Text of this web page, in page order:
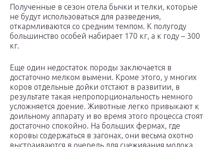
Полученные в сезон отела бычки и телки, которые
не будут использоваться для разведения,
откармливаются со средним темпом. К полугоду
большинство особей набирает 170 кг, а к году – 300
кг.
Еще один недостаток породы заключается в
достаточно мелком вымени. Кроме этого, у многих
коров отдельные дойки отстают в развитии, в
результате такая непропорциональность немного
усложняется доение. Животные легко привыкают к
доильному аппарату и во время этого процесса стоят
достаточно спокойно. На больших фермах, где
коровы содержаться в загонах, они весьма охотно
выстраиваются в очередь для сцеживания молока.